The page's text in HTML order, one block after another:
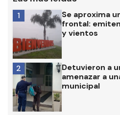
Se aproxima
frontal:
y vientos
1
Detuvieron a
amenazar a
municipal
2